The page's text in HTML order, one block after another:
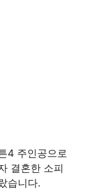
4 주인공으로
결혼한 소피
습니다.